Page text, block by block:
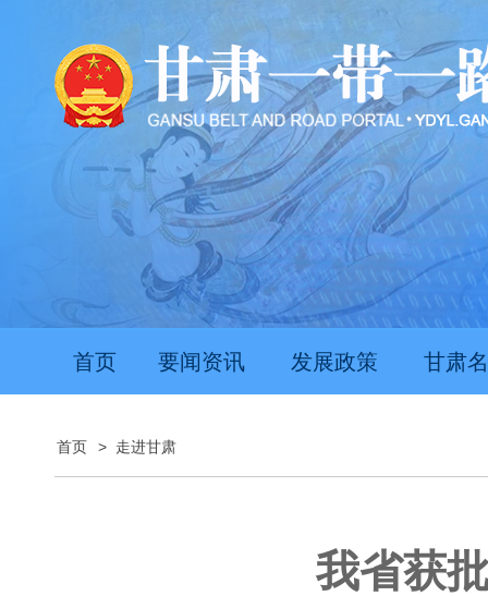
首页 要闻资讯 发展政策 甘肃
首页 > 走进甘肃
我省获